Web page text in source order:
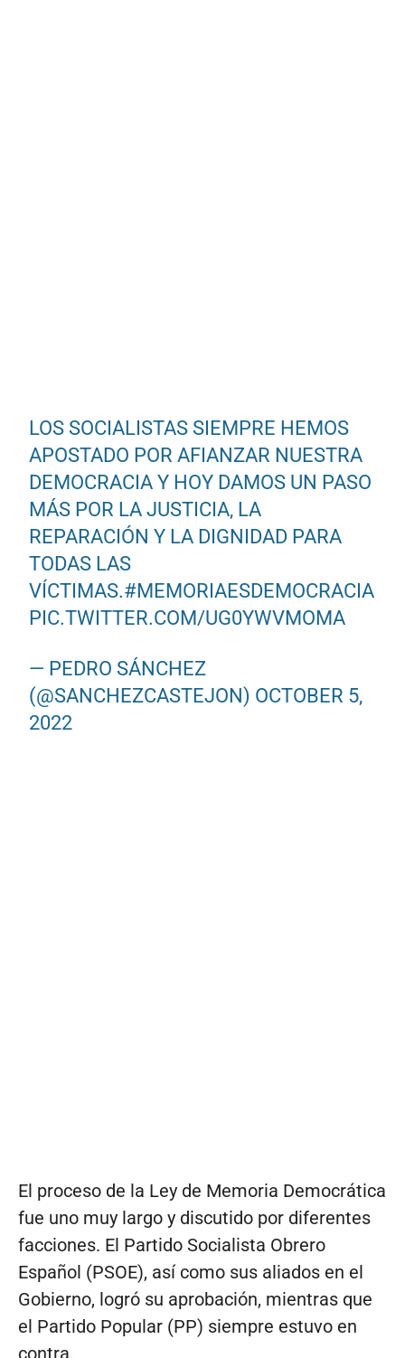
LOS SOCIALISTAS SIEMPRE HEMOS
APOSTADO POR AFIANZAR NUESTRA
DEMOCRACIA Y HOY DAMOS UN PASO
MÁS POR LA JUSTICIA, LA
REPARACIÓN Y LA DIGNIDAD PARA
TODAS LAS
VÍCTIMAS.#MEMORIAESDEMOCRACIA
PIC.TWITTER.COM/UG0YWVMOMA
— PEDRO SÁNCHEZ
(@SANCHEZCASTEJON) OCTOBER 5,
2022
El proceso de la Ley de Memoria Democrática
fue uno muy largo y discutido por diferentes
facciones. El Partido Socialista Obrero
Español (PSOE), así como sus aliados en el
Gobierno, logró su aprobación, mientras que
el Partido Popular (PP) siempre estuvo en
contra.